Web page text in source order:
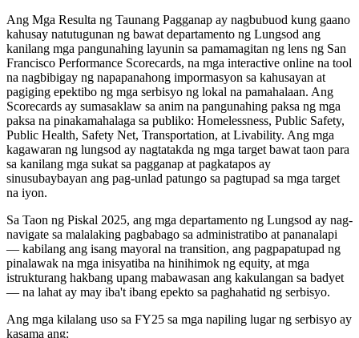
Ang Mga Resulta ng Taunang Pagganap ay nagbubuod kung gaano
kahusay natutugunan ng bawat departamento ng Lungsod ang
kanilang mga pangunahing layunin sa pamamagitan ng lens ng San
Francisco Performance Scorecards, na mga interactive online na tool
na nagbibigay ng napapanahong impormasyon sa kahusayan at
pagiging epektibo ng mga serbisyo ng lokal na pamahalaan. Ang
Scorecards ay sumasaklaw sa anim na pangunahing paksa ng mga
paksa na pinakamahalaga sa publiko: Homelessness, Public Safety,
Public Health, Safety Net, Transportation, at Livability. Ang mga
kagawaran ng lungsod ay nagtatakda ng mga target bawat taon para
sa kanilang mga sukat sa pagganap at pagkatapos ay
sinusubaybayan ang pag-unlad patungo sa pagtupad sa mga target
na iyon.
Sa Taon ng Piskal 2025, ang mga departamento ng Lungsod ay nag-
navigate sa malalaking pagbabago sa administratibo at pananalapi
— kabilang ang isang mayoral na transition, ang pagpapatupad ng
pinalawak na mga inisyatiba na hinihimok ng equity, at mga
istrukturang hakbang upang mabawasan ang kakulangan sa badyet
— na lahat ay may iba't ibang epekto sa paghahatid ng serbisyo.
Ang mga kilalang uso sa FY25 sa mga napiling lugar ng serbisyo ay
kasama ang: